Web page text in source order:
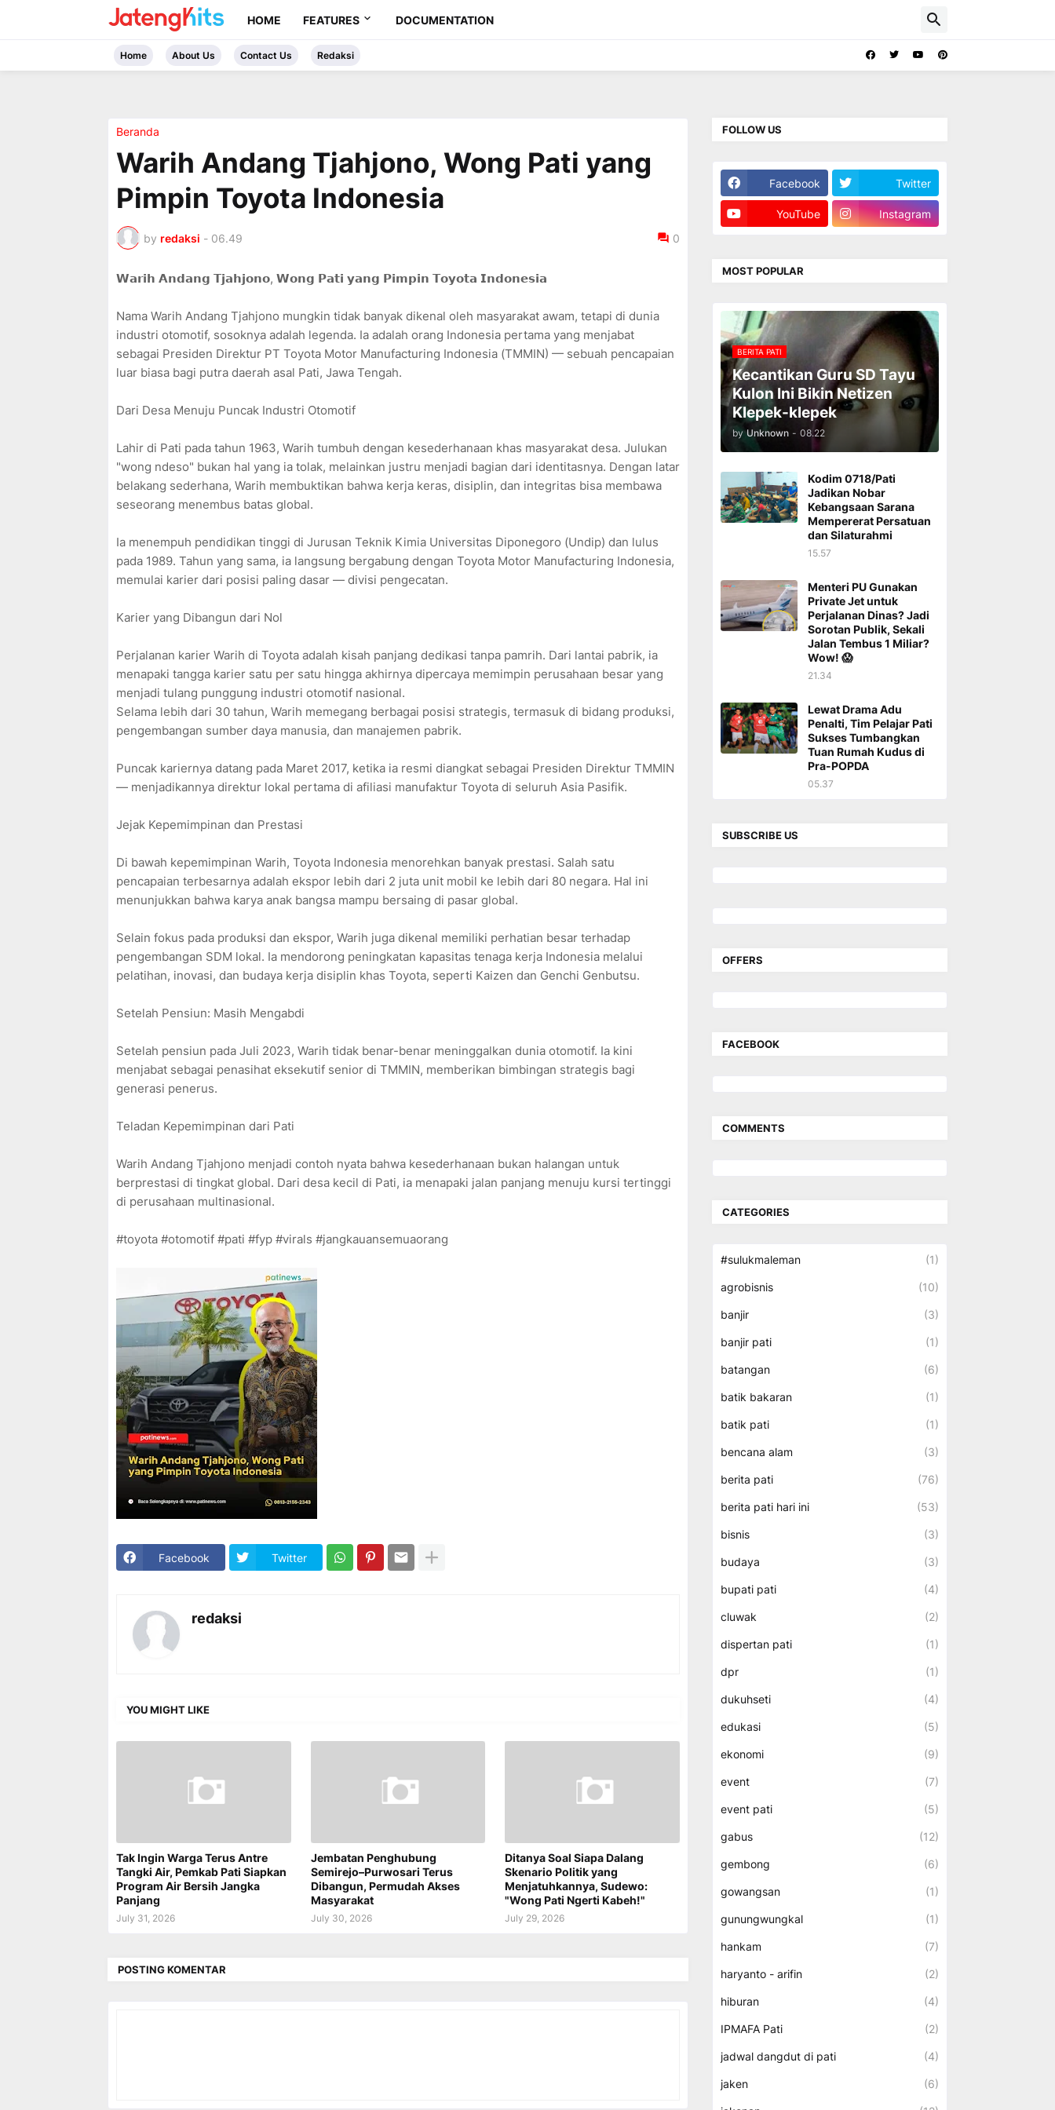
HOME FEATURES DOCUMENTATION
Home About Us Contact Us Redaksi
Beranda
Warih Andang Tjahjono, Wong Pati yang
Pimpin Toyota Indonesia
by redaksi - 06.49 0
𝗪𝗮𝗿𝗶𝗵 𝗔𝗻𝗱𝗮𝗻𝗴 𝗧𝗷𝗮𝗵𝗷𝗼𝗻𝗼, 𝗪𝗼𝗻𝗴 𝗣𝗮𝘁𝗶 𝘆𝗮𝗻𝗴 𝗣𝗶𝗺𝗽𝗶𝗻 𝗧𝗼𝘆𝗼𝘁𝗮 𝗜𝗻𝗱𝗼𝗻𝗲𝘀𝗶𝗮
Nama Warih Andang Tjahjono mungkin tidak banyak dikenal oleh masyarakat awam, tetapi di dunia
industri otomotif, sosoknya adalah legenda. Ia adalah orang Indonesia pertama yang menjabat
sebagai Presiden Direktur PT Toyota Motor Manufacturing Indonesia (TMMIN) — sebuah pencapaian
luar biasa bagi putra daerah asal Pati, Jawa Tengah.
Dari Desa Menuju Puncak Industri Otomotif
Lahir di Pati pada tahun 1963, Warih tumbuh dengan kesederhanaan khas masyarakat desa. Julukan
"wong ndeso" bukan hal yang ia tolak, melainkan justru menjadi bagian dari identitasnya. Dengan latar
belakang sederhana, Warih membuktikan bahwa kerja keras, disiplin, dan integritas bisa membawa
seseorang menembus batas global.
Ia menempuh pendidikan tinggi di Jurusan Teknik Kimia Universitas Diponegoro (Undip) dan lulus
pada 1989. Tahun yang sama, ia langsung bergabung dengan Toyota Motor Manufacturing Indonesia,
memulai karier dari posisi paling dasar — divisi pengecatan.
Karier yang Dibangun dari Nol
Perjalanan karier Warih di Toyota adalah kisah panjang dedikasi tanpa pamrih. Dari lantai pabrik, ia
menapaki tangga karier satu per satu hingga akhirnya dipercaya memimpin perusahaan besar yang
menjadi tulang punggung industri otomotif nasional.
Selama lebih dari 30 tahun, Warih memegang berbagai posisi strategis, termasuk di bidang produksi,
pengembangan sumber daya manusia, dan manajemen pabrik.
Puncak kariernya datang pada Maret 2017, ketika ia resmi diangkat sebagai Presiden Direktur TMMIN
— menjadikannya direktur lokal pertama di afiliasi manufaktur Toyota di seluruh Asia Pasifik.
Jejak Kepemimpinan dan Prestasi
Di bawah kepemimpinan Warih, Toyota Indonesia menorehkan banyak prestasi. Salah satu
pencapaian terbesarnya adalah ekspor lebih dari 2 juta unit mobil ke lebih dari 80 negara. Hal ini
menunjukkan bahwa karya anak bangsa mampu bersaing di pasar global.
Selain fokus pada produksi dan ekspor, Warih juga dikenal memiliki perhatian besar terhadap
pengembangan SDM lokal. Ia mendorong peningkatan kapasitas tenaga kerja Indonesia melalui
pelatihan, inovasi, dan budaya kerja disiplin khas Toyota, seperti Kaizen dan Genchi Genbutsu.
Setelah Pensiun: Masih Mengabdi
Setelah pensiun pada Juli 2023, Warih tidak benar-benar meninggalkan dunia otomotif. Ia kini
menjabat sebagai penasihat eksekutif senior di TMMIN, memberikan bimbingan strategis bagi
generasi penerus.
Teladan Kepemimpinan dari Pati
Warih Andang Tjahjono menjadi contoh nyata bahwa kesederhanaan bukan halangan untuk
berprestasi di tingkat global. Dari desa kecil di Pati, ia menapaki jalan panjang menuju kursi tertinggi
di perusahaan multinasional.
#toyota #otomotif #pati #fyp #virals #jangkauansemuaorang
Facebook Twitter
redaksi
YOU MIGHT LIKE
Tak Ingin Warga Terus Antre
Tangki Air, Pemkab Pati Siapkan
Program Air Bersih Jangka
Panjang
July 31, 2026
Jembatan Penghubung
Semirejo–Purwosari Terus
Dibangun, Permudah Akses
Masyarakat
July 30, 2026
Ditanya Soal Siapa Dalang
Skenario Politik yang
Menjatuhkannya, Sudewo:
"Wong Pati Ngerti Kabeh!"
July 29, 2026
POSTING KOMENTAR
FOLLOW US
Facebook Twitter
YouTube Instagram
MOST POPULAR
BERITA PATI
Kecantikan Guru SD Tayu
Kulon Ini Bikin Netizen
Klepek-klepek
by Unknown - 08.22
Kodim 0718/Pati
Jadikan Nobar
Kebangsaan Sarana
Mempererat Persatuan
dan Silaturahmi
15.57
Menteri PU Gunakan
Private Jet untuk
Perjalanan Dinas? Jadi
Sorotan Publik, Sekali
Jalan Tembus 1 Miliar?
Wow! 😱
21.34
Lewat Drama Adu
Penalti, Tim Pelajar Pati
Sukses Tumbangkan
Tuan Rumah Kudus di
Pra-POPDA
05.37
SUBSCRIBE US
OFFERS
FACEBOOK
COMMENTS
CATEGORIES
#sulukmaleman (1)
agrobisnis (10)
banjir (3)
banjir pati (1)
batangan (6)
batik bakaran (1)
batik pati (1)
bencana alam (3)
berita pati (76)
berita pati hari ini (53)
bisnis (3)
budaya (3)
bupati pati (4)
cluwak (2)
dispertan pati (1)
dpr (1)
dukuhseti (4)
edukasi (5)
ekonomi (9)
event (7)
event pati (5)
gabus (12)
gembong (6)
gowangsan (1)
gunungwungkal (1)
hankam (7)
haryanto - arifin (2)
hiburan (4)
IPMAFA Pati (2)
jadwal dangdut di pati (4)
jaken (6)